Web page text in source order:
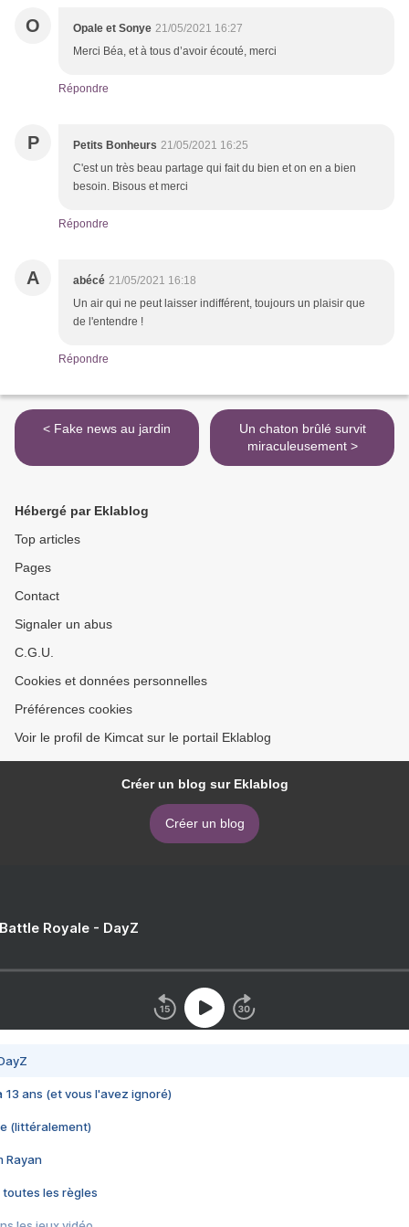
O Opale et Sonye 21/05/2021 16:27
Merci Béa, et à tous d’avoir écouté, merci
Répondre
P Petits Bonheurs 21/05/2021 16:25
C'est un très beau partage qui fait du bien et on en a bien
besoin. Bisous et merci
Répondre
A abécé 21/05/2021 16:18
Un air qui ne peut laisser indifférent, toujours un plaisir que
de l'entendre !
Répondre
< Fake news au jardin
Un chaton brûlé survit
miraculeusement >
Hébergé par Eklablog
Top articles
Pages
Contact
Signaler un abus
C.G.U.
Cookies et données personnelles
Préférences cookies
Voir le profil de Kimcat sur le portail Eklablog
Créer un blog sur Eklablog
Créer un blog
Royale - DayZ
13 ans (et vous l'avez ignoré)
(littéralement)
Rayan
toutes les règles